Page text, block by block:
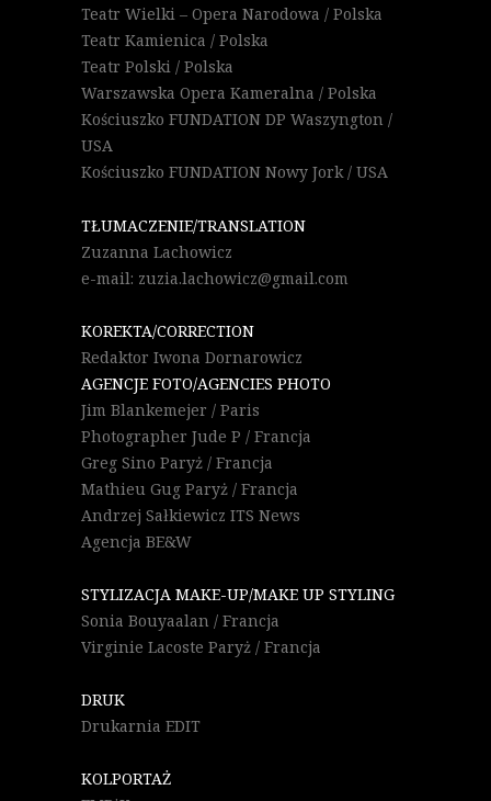
Teatr Wielki – Opera Narodowa / Polska
Teatr Kamienica / Polska
Teatr Polski / Polska
Warszawska Opera Kameralna / Polska
Kościuszko FUNDATION DP Waszyngton /
USA
Kościuszko FUNDATION Nowy Jork / USA
TŁUMACZENIE/TRANSLATION
Zuzanna Lachowicz
e-mail: zuzia.lachowicz@gmail.com
KOREKTA/CORRECTION
Redaktor Iwona Dornarowicz
AGENCJE FOTO/AGENCIES PHOTO
Jim Blankemejer / Paris
Photographer Jude P / Francja
Greg Sino Paryż / Francja
Mathieu Gug Paryż / Francja
Andrzej Sałkiewicz ITS News
Agencja BE&W
STYLIZACJA MAKE-UP/MAKE UP STYLING
Sonia Bouyaalan / Francja
Virginie Lacoste Paryż / Francja
DRUK
Drukarnia EDIT
KOLPORTAŻ